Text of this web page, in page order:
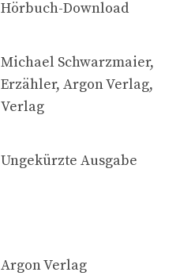
Hörbuch-Download
Michael Schwarzmaier,
Erzähler, Argon Verlag,
Verlag
Ungekürzte Ausgabe
Argon Verlag